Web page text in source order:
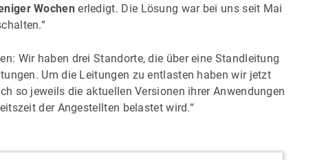
Wochen erledigt. Die Lösung war bei uns seit Mai
Wir haben drei Standorte, die über eine Standleitung
Um die Leitungen zu entlasten haben wir jetzt
so jeweils die aktuellen Versionen ihrer Anwendungen
der Angestellten belastet wird.“